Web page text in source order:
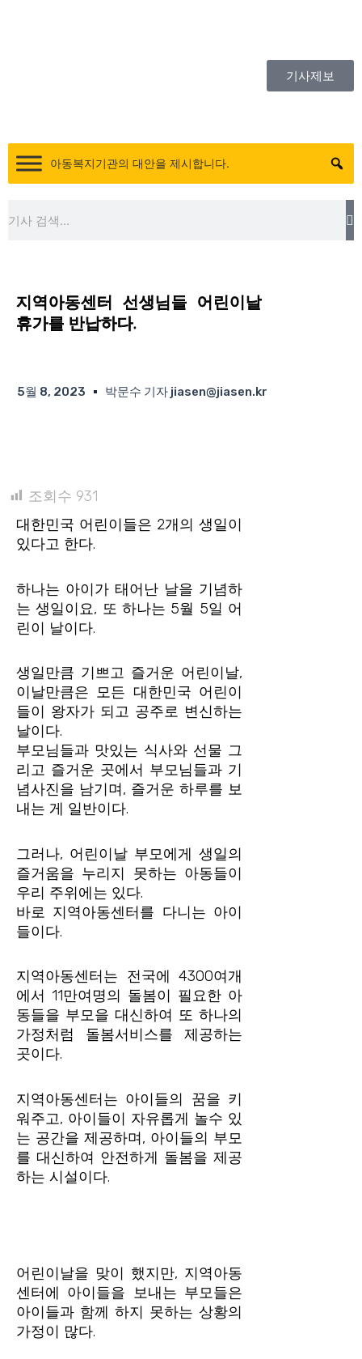
기
기사제보
아동복지기관의 대안을 제시합니다.
지역아동센터 선생님들 어린이날
휴가를 반납하다.
5월 8, 2023 박문수 기자 jiasen@jiasen.kr
조회수 931
대한민국 어린이들은 2개의 생일이
있다고 한다.
하나는 아이가 태어난 날을 기념하
는 생일이요, 또 하나는 5월 5일 어
린이 날이다.
생일만큼 기쁘고 즐거운 어린이날,
이날만큼은 모든 대한민국 어린이
들이 왕자가 되고 공주로 변신하는
날이다.
부모님들과 맛있는 식사와 선물 그
리고 즐거운 곳에서 부모님들과 기
념사진을 남기며, 즐거운 하루를 보
내는 게 일반이다.
그러나, 어린이날 부모에게 생일의
즐거움을 누리지 못하는 아동들이
우리 주위에는 있다.
바로 지역아동센터를 다니는 아이
들이다.
지역아동센터는 전국에 4300여개
에서 11만여명의 돌봄이 필요한 아
동들을 부모을 대신하여 또 하나의
가정처럼 돌봄서비스를 제공하는
곳이다.
지역아동센터는 아이들의 꿈을 키
워주고, 아이들이 자유롭게 놀수 있
는 공간을 제공하며, 아이들의 부모
를 대신하여 안전하게 돌봄을 제공
하는 시설이다.
어린이날을 맞이 했지만, 지역아동
센터에 아이들을 보내는 부모들은
아이들과 함께 하지 못하는 상황의
가정이 많다.